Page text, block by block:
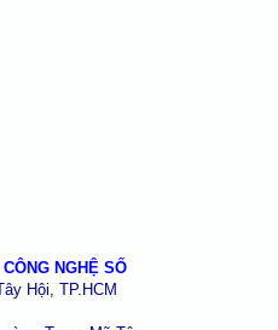
NGHỆ SỐ
Hội, TP.HCM